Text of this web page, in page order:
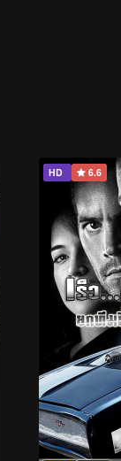
HD 6.6